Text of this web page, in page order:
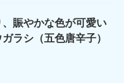
賑やかな色が可愛い
ラシ（五色唐辛子）